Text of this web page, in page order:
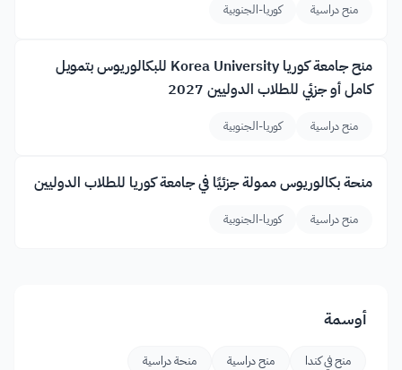
منح دراسية كوريا-الجنوبية
منح جامعة كوريا Korea University للبكالوريوس بتمويل
كامل أو جزئي للطلاب الدوليين 2027
منح دراسية كوريا-الجنوبية
منحة بكالوريوس ممولة جزئيًا في جامعة كوريا للطلاب الدوليين
منح دراسية كوريا-الجنوبية
أوسمة
منح في كندا منح دراسية
منحة دراسية